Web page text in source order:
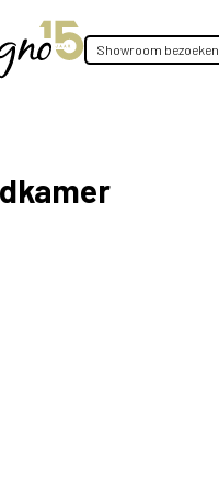
Showroom bezoeken